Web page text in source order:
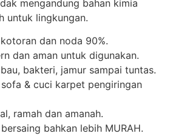
mengandung bahan kimia
untuk lingkungan.
dan noda 90%.
dan aman untuk digunakan.
bakteri, jamur sampai tuntas.
& cuci karpet pengiringan
ramah dan amanah.
bahkan lebih MURAH.